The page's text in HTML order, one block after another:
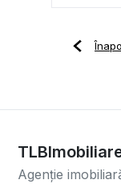
Agenție